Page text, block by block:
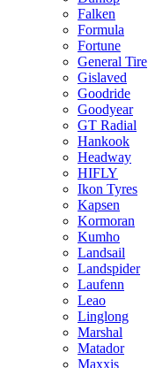
Falken
Formula
Fortune
General Tire
Gislaved
Goodride
Goodyear
GT Radial
Hankook
Headway
HIFLY
Ikon Tyres
Kapsen
Kormoran
Kumho
Landsail
Landspider
Laufenn
Leao
Linglong
Marshal
Matador
Maxxis